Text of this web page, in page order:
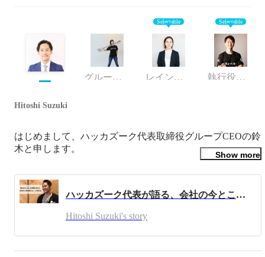
グループCOO/CHRO
Selectable
レインカンパニー採用責任者
Selectable
執行役員 アルムナイカンパニー CEO
Hitoshi Suzuki
はじめまして、ハッカズーク代表取締役グループCEOの鈴
木と申します。
的な関係構築を支援し、企業と個人の新しい関係を実現し
て退職による損失をなくすことに情熱を注いできていま
グ、アウトソーシング事業に携わり、アジア地域における
事業開発を主導してまいりました。その経験を活かし、ア
Show more
ハッカズーク代表が語る、会社の今とこれから「日本の人事史に名を刻む事業を僕らはやっている」
Hitoshi Suzuki's story
Continue to read